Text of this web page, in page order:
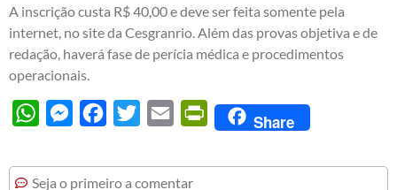
A inscrição custa R$ 40,00 e deve ser feita somente pela
internet, no site da Cesgranrio. Além das provas objetiva e de
redação, haverá fase de perícia médica e procedimentos
operacionais.
WhatsAppMessengerFacebook
Twitter Email PrintFriendly
Share
Seja o primeiro a comentar